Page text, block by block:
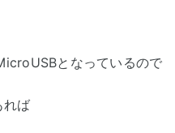
となっているので
ば